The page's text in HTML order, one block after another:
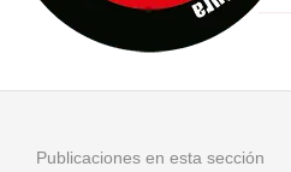
JOFRE BARDAGÍ EN
Publicaciones en esta sección